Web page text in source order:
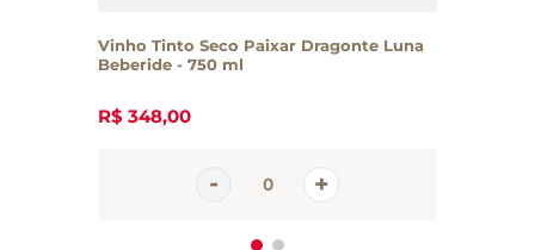
Vinho Tinto Seco Paixar Dragonte Luna
Beberide - 750 ml
R$ 348,00